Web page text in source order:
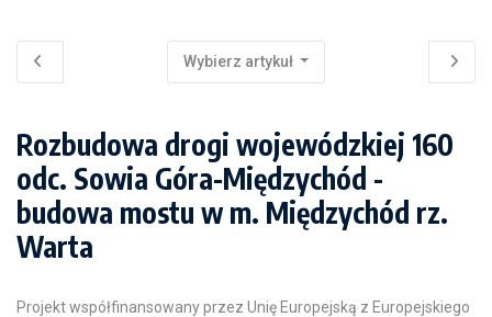
Wybierz artykuł
Rozbudowa drogi wojewódzkiej 160
odc. Sowia Góra-Międzychód -
budowa mostu w m. Międzychód rz.
Warta
Projekt współfinansowany przez Unię Europejską z Europejskiego